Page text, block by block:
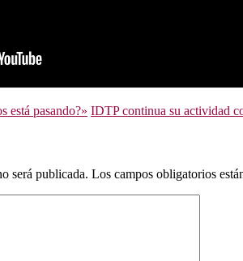
está pasando?» IDTP continua su actividad
será publicada. Los campos obligatorios